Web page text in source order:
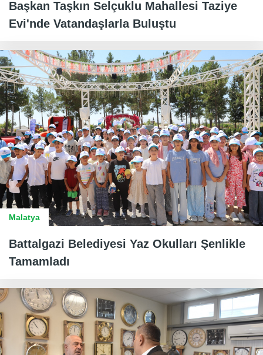
Başkan Taşkın Selçuklu Mahallesi Taziye
Evi'nde Vatandaşlarla Buluştu
Malatya
Battalgazi Belediyesi Yaz Okulları Şenlikle
Tamamladı